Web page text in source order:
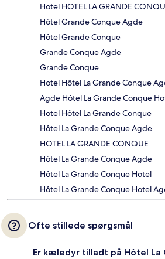
Hotel HOTEL LA GRANDE
Hôtel Grande Conque Agde
Hôtel Grande Conque
Grande Conque Agde
Grande Conque
Hotel Hôtel La Grande Conque
Agde Hôtel La Grande Conque
Hotel Hôtel La Grande Conque
Hôtel La Grande Conque Agde
HOTEL LA GRANDE CONQUE
Hôtel La Grande Conque Agde
Hôtel La Grande Conque Hotel
Hôtel La Grande Conque Hotel
Ofte stillede spørgsmål
Er kæledyr tilladt på Hôtel La